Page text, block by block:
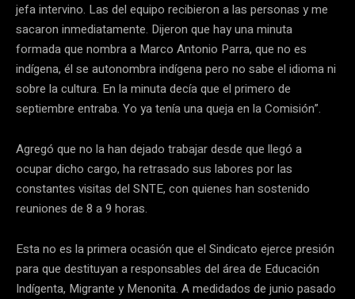
jefa intervino. Las del equipo recibieron a las personas y me
sacaron inmediatamente. Dijeron que hay una minuta
formada que nombra a Marco Antonio Parra, que no es
indígena, él se autonombra indígena pero no sabe el idioma ni
sobre la cultura. En la minuta decía que el primero de
septiembre entraba. Yo ya tenía una queja en la Comisión”.
Agregó que no la han dejado trabajar desde que llegó a
ocupar dicho cargo, ha retrasado sus labores por las
constantes visitas del SNTE, con quienes han sostenido
reuniones de 8 a 9 horas.
Esta no es la primera ocasión que el Sindicato ejerce presión
para que destituyan a responsables del área de Educación
Indígenta, Migrante y Menonita. A medidados de junio pasado